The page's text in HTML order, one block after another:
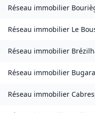
Réseau immobilier
Réseau immobilier Le
Réseau immobilier
Réseau immobilier
Réseau immobilier